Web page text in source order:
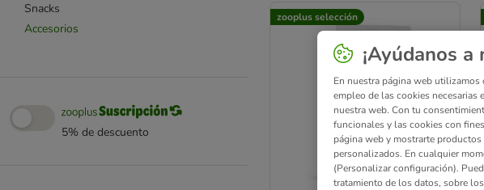
Snacks
Accesorios
5% de descuento
zooplus selección
¡Ayúdanos
En nuestra página web
empleo de las cookies necesarias
nuestra web. Con tu
funcionales y las cookies con
página web y mostrarte
personalizados. En cualquier
(Personalizar configuración).
tratamiento de los datos, sobre